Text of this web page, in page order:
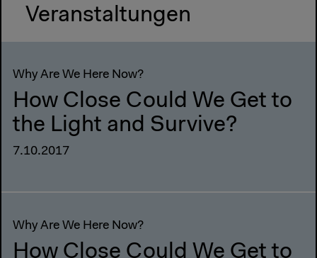
Veranstaltungen
Why Are We Here Now?
How Close Could We Get to
the Light and Survive?
7.10.2017
Why Are We Here Now?
How Close Could We Get to